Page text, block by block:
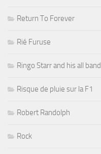
Return To Forever
Rié Furuse
Ringo Starr and his all band
Risque de pluie sur la F1
Robert Randolph
Rock